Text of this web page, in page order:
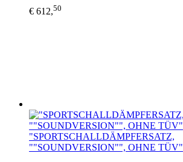
€ 612,50
"SPORTSCHALLDÄMPFERSATZ,
""SOUNDVERSION"", OHNE TÜV"